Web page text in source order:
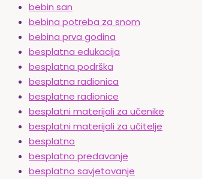
bebin san
bebina potreba za snom
bebina prva godina
besplatna edukacija
besplatna podrška
besplatna radionica
besplatne radionice
besplatni materijali za učenike
besplatni materijali za učitelje
besplatno
besplatno predavanje
besplatno savjetovanje